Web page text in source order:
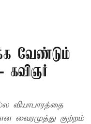
வேண்டும்
கவிஞர்
வியாபாரத்தை
வைரமுத்து குற்றம்